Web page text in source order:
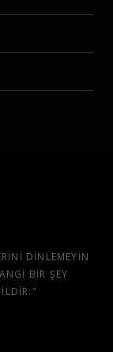
DINLEMEYIN
BIR ŞEY